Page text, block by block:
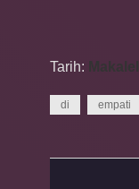
Tarih:
di empati